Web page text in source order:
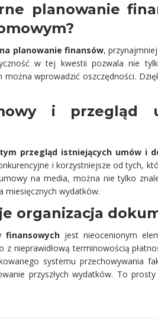
planowanie
planowanie finansów,
w tej kwestii pozwala nie
wprowadzić oszczędności.
i przegląd
przegląd istniejących umów i
i korzystniejsze od tych,
na media, można nie tylko
miesięcznych wydatków.
organizacja
finansowych jest nieocenionym
z nieprawidłową terminowością
systemu przechowywania
przyszłych wydatków. To